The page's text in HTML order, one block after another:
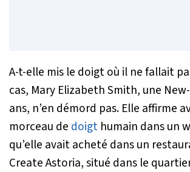
A-t-elle mis le doigt où il ne fallait
cas, Mary Elizabeth Smith, une
ans, n’en démord pas. Elle affirme
morceau de doigt humain dans un
qu’elle avait acheté dans un
Create Astoria, situé dans le